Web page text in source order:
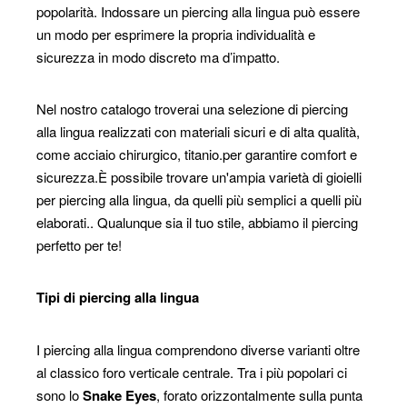
popolarità. Indossare un piercing alla lingua può essere
un modo per esprimere la propria individualità e
sicurezza in modo discreto ma d’impatto.
Nel nostro catalogo troverai una selezione di piercing
alla lingua realizzati con materiali sicuri e di alta qualità,
come acciaio chirurgico, titanio.per garantire comfort e
sicurezza.È possibile trovare un'ampia varietà di gioielli
per piercing alla lingua, da quelli più semplici a quelli più
elaborati.. Qualunque sia il tuo stile, abbiamo il piercing
perfetto per te!
Tipi di piercing alla lingua
I piercing alla lingua comprendono diverse varianti oltre
al classico foro verticale centrale. Tra i più popolari ci
sono loSnake Eyes, forato orizzontalmente sulla punta